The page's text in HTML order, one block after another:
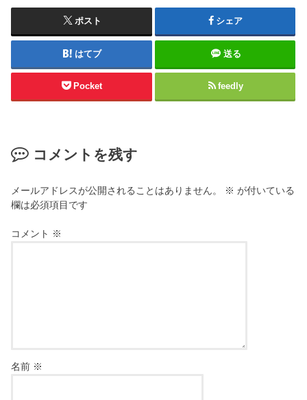
ポスト シェア
はてブ 送る
Pocket feedly
コメントを残す
メールアドレスが公開されることはありません。 ※ が付いている
欄は必須項目です
コメント ※
名前 ※